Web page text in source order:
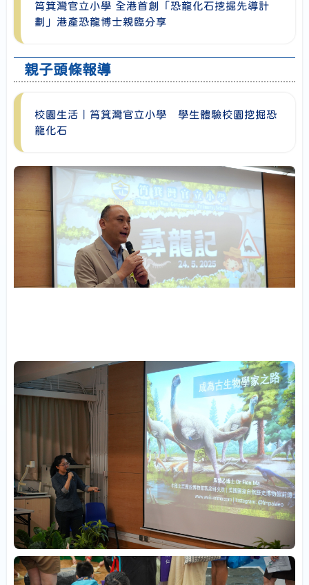
筲箕灣官立小學 全港首創「恐龍化石挖掘先導計
劃」港產恐龍博士親臨分享
親子頭條報導
校園生活｜筲箕灣官立小學 學生體驗校園挖掘恐
龍化石